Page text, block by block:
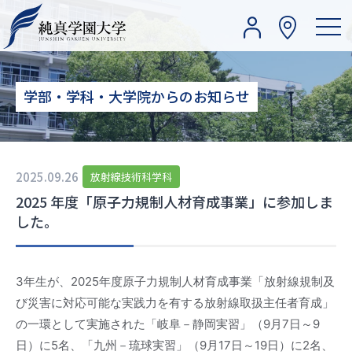
学部・学科・大学院からのお知らせ
2025.09.26 放射線技術科学科
2025 年度「原子力規制人材育成事業」に参加しま
した。
3年生が、2025年度原子力規制人材育成事業「放射線規制及
び災害に対応可能な実践力を有する放射線取扱主任者育成」
の一環として実施された「岐阜－静岡実習」（9月7日～9
日）に5名、「九州－琉球実習」（9月17日～19日）に2名、